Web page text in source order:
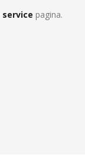
service pagina.